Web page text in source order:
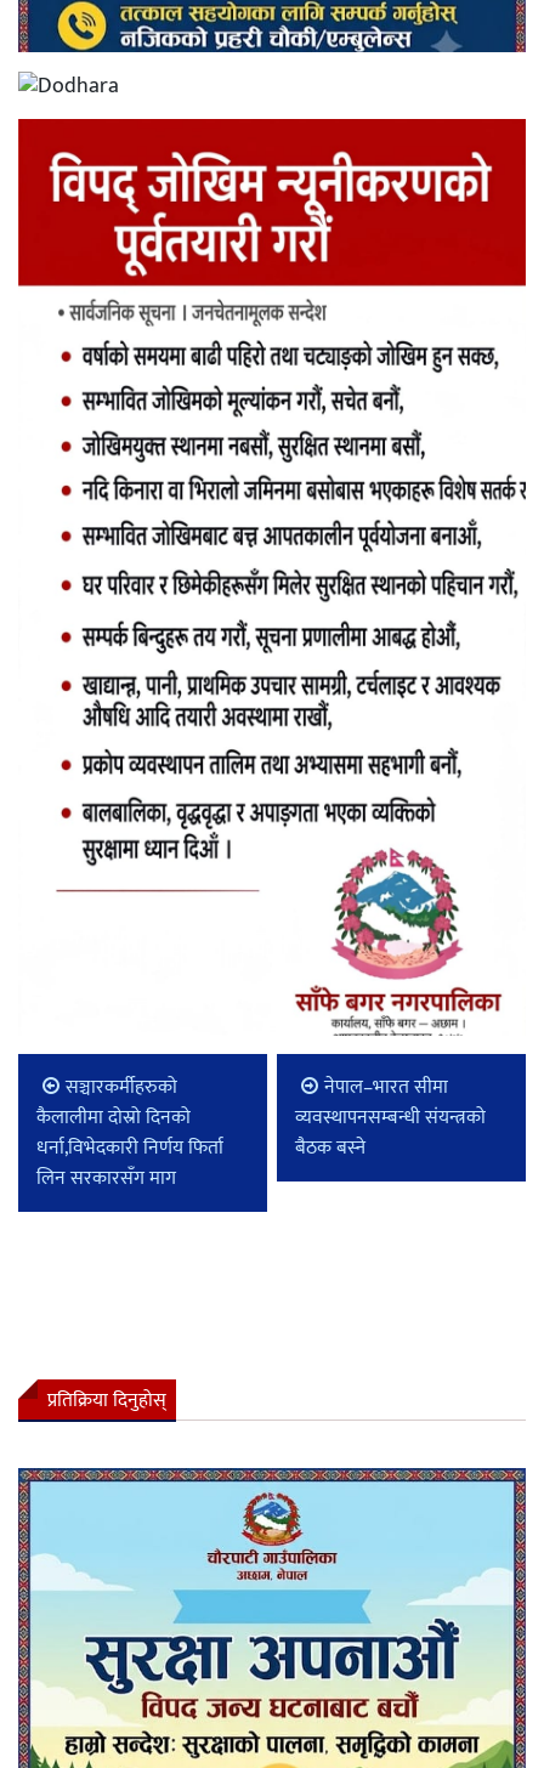
सञ्चारकर्मीहरुको
कैलालीमा दोस्रो दिनको
धर्ना,विभेदकारी निर्णय फिर्ता
लिन सरकारसँग माग
नेपाल–भारत सीमा
व्यवस्थापनसम्बन्धी संयन्त्रको
बैठक बस्ने
प्रतिक्रिया दिनुहोस्